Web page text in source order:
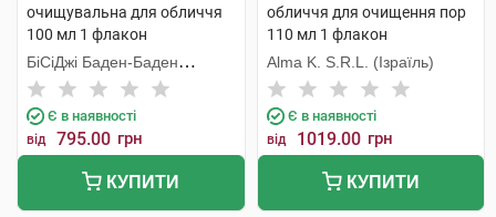
очищувальна для обличчя
100 мл 1 флакон
БіСіДжі Баден-Баден
Косметікс Груп Гмбх
Є в наявності
від 795.00 грн
КУПИТИ
обличчя для очищення пор
110 мл 1 флакон
Alma K. S.R.L. (Ізраїль)
Є в наявності
від 1019.00 грн
КУПИТИ